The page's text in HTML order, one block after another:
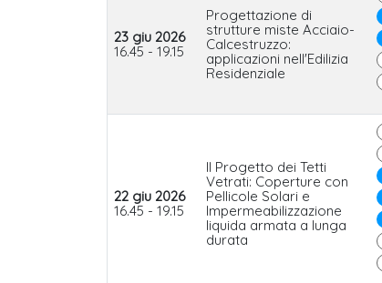
23 giu 2026
16.45 - 19.15
Progettazione di
strutture miste Acciaio-
Calcestruzzo:
applicazioni nell'Edilizia
Residenziale
22 giu 2026
16.45 - 19.15
Il Progetto dei Tetti
Vetrati: Coperture con
Pellicole Solari e
Impermeabilizzazione
liquida armata a lunga
durata